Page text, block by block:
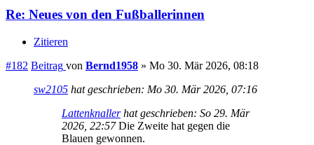
Re: Neues von den Fußballerinnen
Zitieren
#182 Beitrag von Bernd1958 » Mo 30. Mär 2026, 08:18
sw2105 hat geschrieben: Mo 30. Mär 2026, 07:16
Lattenknallerhat geschrieben: So 29. Mär
2026, 22:57Die Zweite hat gegen die
Blauen gewonnen.